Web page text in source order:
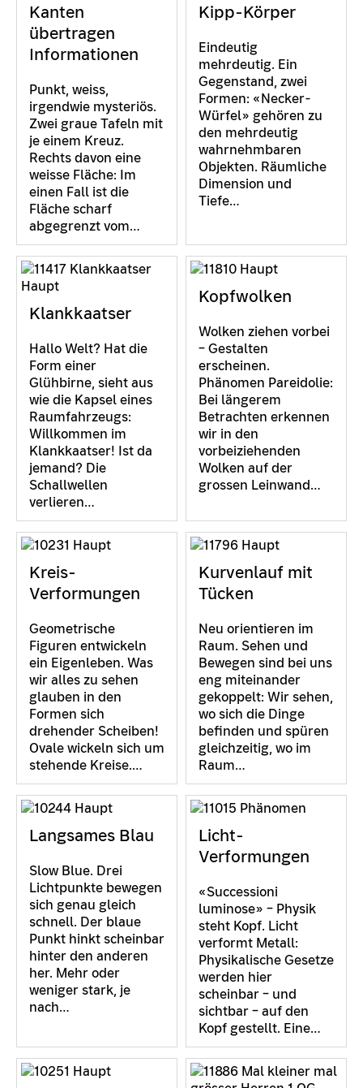
Kanten
übertragen
Informationen
Punkt, weiss,
irgendwie mysteriös.
Zwei graue Tafeln mit
je einem Kreuz.
Rechts davon eine
weisse Fläche: Im
einen Fall ist die
Fläche scharf
abgegrenzt vom…
Kipp-Körper
Eindeutig
mehrdeutig. Ein
Gegenstand, zwei
Formen: «Necker-
Würfel» gehören zu
den mehrdeutig
wahrnehmbaren
Objekten. Räumliche
Dimension und
Tiefe…
Klankkaatser
Hallo Welt? Hat die
Form einer
Glühbirne, sieht aus
wie die Kapsel eines
Raumfahrzeugs:
Willkommen im
Klankkaatser! Ist da
jemand? Die
Schallwellen
verlieren…
Kopfwolken
Wolken ziehen vorbei
– Gestalten
erscheinen.
Phänomen Pareidolie:
Bei längerem
Betrachten erkennen
wir in den
vorbeiziehenden
Wolken auf der
grossen Leinwand…
Kreis-
Verformungen
Geometrische
Figuren entwickeln
ein Eigenleben. Was
wir alles zu sehen
glauben in den
Formen sich
drehender Scheiben!
Ovale wickeln sich um
stehende Kreise.…
Kurvenlauf mit
Tücken
Neu orientieren im
Raum. Sehen und
Bewegen sind bei uns
eng miteinander
gekoppelt: Wir sehen,
wo sich die Dinge
befinden und spüren
gleichzeitig, wo im
Raum…
Langsames Blau
Slow Blue. Drei
Lichtpunkte bewegen
sich genau gleich
schnell. Der blaue
Punkt hinkt scheinbar
hinter den anderen
her. Mehr oder
weniger stark, je
nach…
Licht-
Verformungen
«Successioni
luminose» – Physik
steht Kopf. Licht
verformt Metall:
Physikalische Gesetze
werden hier
scheinbar – und
sichtbar – auf den
Kopf gestellt. Eine…